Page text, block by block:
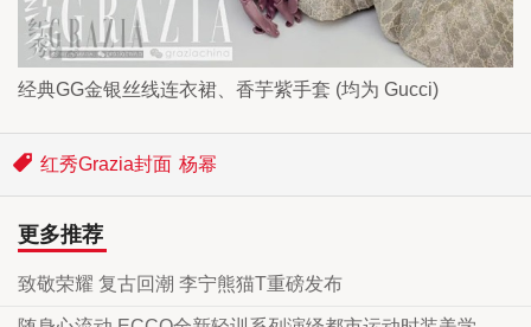
经典GG金银丝线连衣裙、香芋紫手套 (均为 Gucci)
红秀Grazia封面 杨幂
更多推荐
致敬荣耀 复古回潮 李宁熊猫T重磅发布